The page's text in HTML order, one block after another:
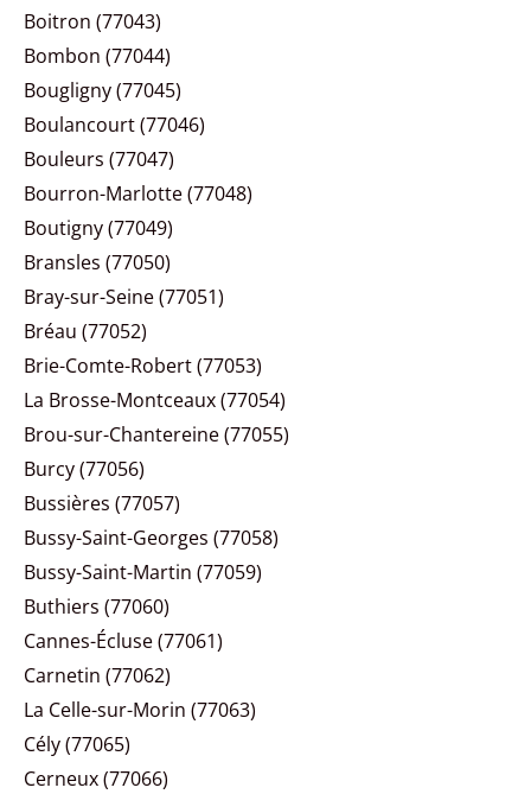
Boitron (77043)
Bombon (77044)
Bougligny (77045)
Boulancourt (77046)
Bouleurs (77047)
Bourron-Marlotte (77048)
Boutigny (77049)
Bransles (77050)
Bray-sur-Seine (77051)
Bréau (77052)
Brie-Comte-Robert (77053)
La Brosse-Montceaux (77054)
Brou-sur-Chantereine (77055)
Burcy (77056)
Bussières (77057)
Bussy-Saint-Georges (77058)
Bussy-Saint-Martin (77059)
Buthiers (77060)
Cannes-Écluse (77061)
Carnetin (77062)
La Celle-sur-Morin (77063)
Cély (77065)
Cerneux (77066)